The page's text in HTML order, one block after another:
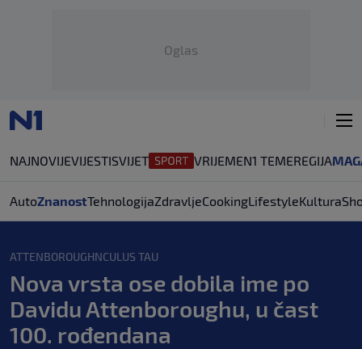
Oglas
NAJNOVIJEVIJESTISVIJET VRIJEMEN1 TEMEREGIJA
AutoZnanostTehnologijaZdravljeCookingLifestyleKultura
ATTENBOROUGHNCULUS TAU
Nova vrsta ose dobila ime po
Davidu Attenboroughu, u čast
100. rođendana